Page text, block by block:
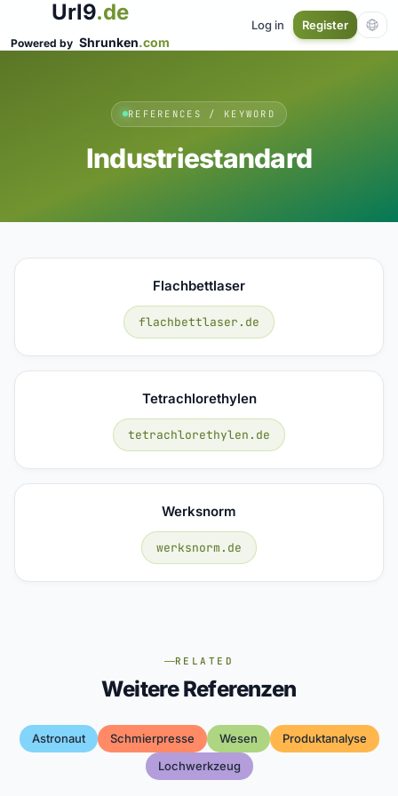
Url9.de
Powered by Shrunken.com
Log in Register
REFERENCES / KEYWORD
Industriestandard
Flachbettlaser
flachbettlaser.de
Tetrachlorethylen
tetrachlorethylen.de
Werksnorm
werksnorm.de
RELATED
Weitere Referenzen
Astronaut Schmierpresse Wesen
Produktanalyse
Lochwerkzeug